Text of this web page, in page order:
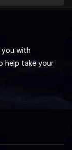
you with
help take your